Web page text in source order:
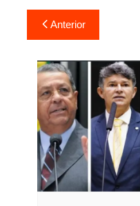
Navegação
de
Post
Anterior